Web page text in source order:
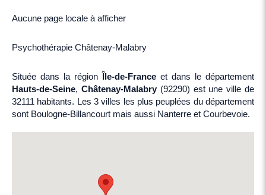
Aucune page locale à afficher
Psychothérapie Châtenay-Malabry
Située dans la région Île-de-France et dans le département
Hauts-de-Seine, Châtenay-Malabry(92290) est une ville de
32111 habitants. Les 3 villes les plus peuplées du département
sont Boulogne-Billancourt mais aussi Nanterre et Courbevoie.